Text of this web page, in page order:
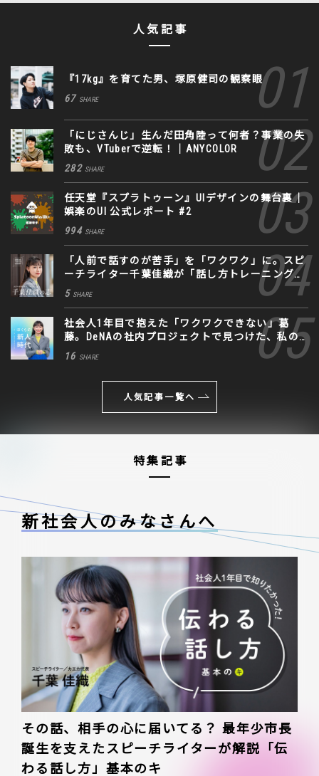
人気記事
『17kg』を育てた男、塚原健司の観察眼
67 SHARE
「にじさんじ」生んだ田角陸って何者？事業の失
敗も、VTuberで逆転！｜ANYCOLOR
282 SHARE
任天堂『スプラトゥーン』UIデザインの舞台裏｜
娯楽のUI 公式レポート #2
994 SHARE
「人前で話すのが苦手」を「ワクワク」に。スピ
ーチライター千葉佳織が「話し方トレーニング」
に込めた思い
5 SHARE
社会人1年目で抱えた「ワクワクできない」葛
藤。DeNAの社内プロジェクトで見つけた、私の
生きる道
16 SHARE
人気記事一覧へ
特集記事
新社会人のみなさんへ
その話、相手の心に届いてる？ 最年少市長
誕生を支えたスピーチライターが解説「伝
わる話し方」基本のキ